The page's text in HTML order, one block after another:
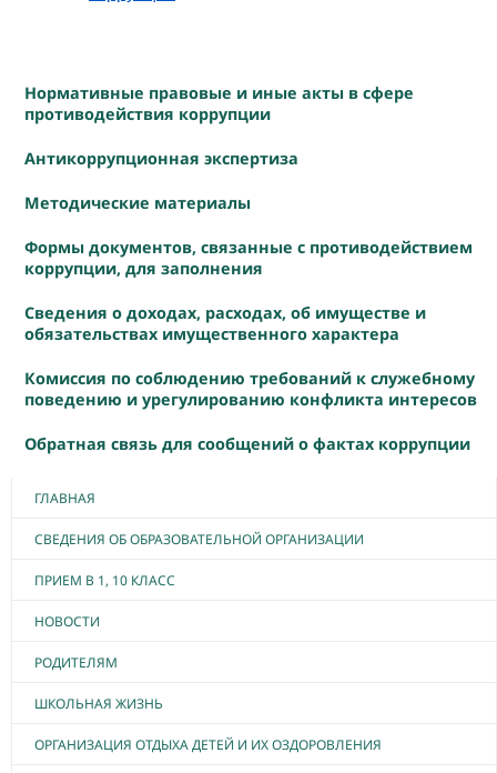
Нормативные правовые и иные акты в сфере
противодействия коррупции
Антикоррупционная экспертиза
Методические материалы
Формы документов, связанные с противодействием
коррупции, для заполнения
Сведения о доходах, расходах, об имуществе и
обязательствах имущественного характера
Комиссия по соблюдению требований к служебному
поведению и урегулированию конфликта интересов
Обратная связь для сообщений о фактах коррупции
ГЛАВНАЯ
СВЕДЕНИЯ ОБ ОБРАЗОВАТЕЛЬНОЙ ОРГАНИЗАЦИИ
ПРИЕМ В 1, 10 КЛАСС
НОВОСТИ
РОДИТЕЛЯМ
ШКОЛЬНАЯ ЖИЗНЬ
ОРГАНИЗАЦИЯ ОТДЫХА ДЕТЕЙ И ИХ ОЗДОРОВЛЕНИЯ